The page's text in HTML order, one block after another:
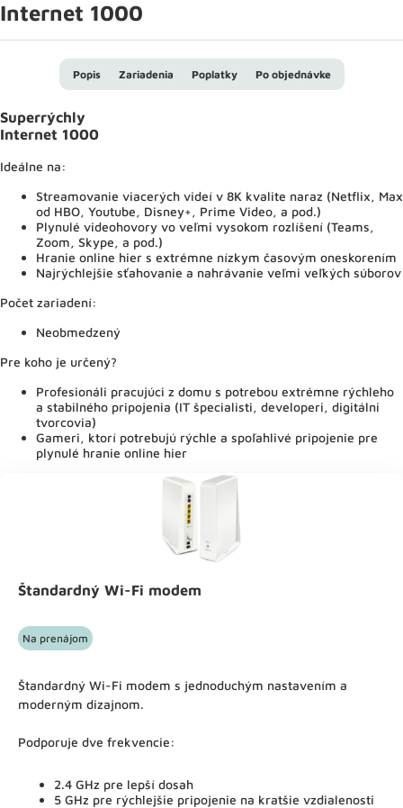
Internet 1000
Popis Zariadenia Poplatky Po objednávke
Superrýchly
Internet 1000
Ideálne na:
Streamovanie viacerých videí v 8K kvalite naraz (Netflix, Max
od HBO, Youtube, Disney+, Prime Video, a pod.)
Plynulé videohovory vo veľmi vysokom rozlíšení (Teams,
Zoom, Skype, a pod.)
Hranie online hier s extrémne nízkym časovým oneskorením
Najrýchlejšie sťahovanie a nahrávanie veľmi veľkých súborov
Počet zariadení:
Neobmedzený
Pre koho je určený?
Profesionáli pracujúci z domu s potrebou extrémne rýchleho
a stabilného pripojenia (IT špecialisti, developeri, digitálni
tvorcovia)
Gameri, ktorí potrebujú rýchle a spoľahlivé pripojenie pre
plynulé hranie online hier
Štandardný Wi-Fi modem
Na prenájom
Štandardný Wi-Fi modem s jednoduchým nastavením a
moderným dizajnom.
Podporuje dve frekvencie:
2.4 GHz pre lepší dosah
5 GHz pre rýchlejšie pripojenie na kratšie vzdialenosti